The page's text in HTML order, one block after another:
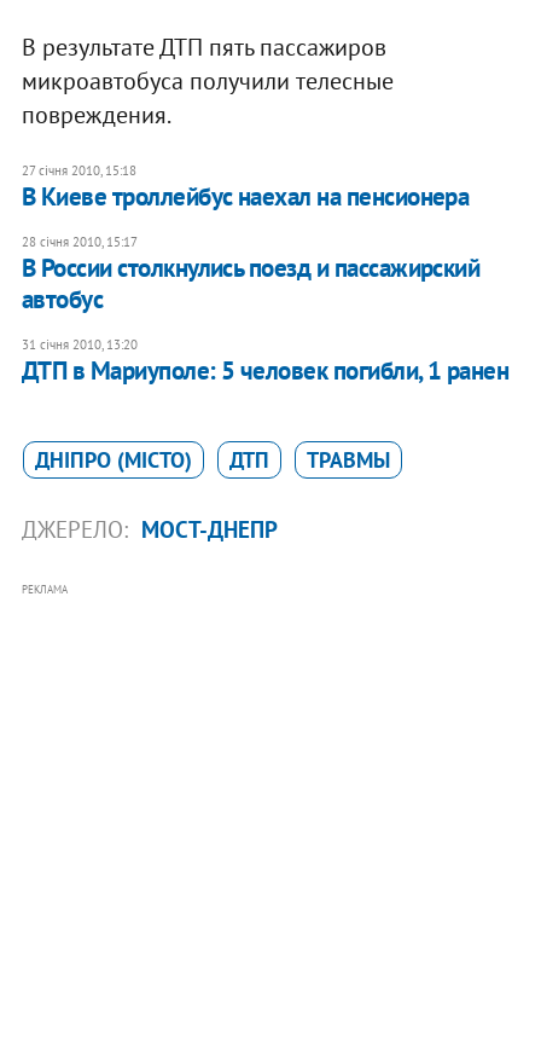
В результате ДТП пять пассажиров
микроавтобуса получили телесные
повреждения.
27 січня 2010, 15:18
В Киеве троллейбус наехал на пенсионера
28 січня 2010, 15:17
В России столкнулись поезд и пассажирский
автобус
31 січня 2010, 13:20
ДТП в Мариуполе: 5 человек погибли, 1 ранен
ДНІПРО (МІСТО) ДТП ТРАВМЫ
ДЖЕРЕЛО: МОСТ-ДНЕПР
РЕКЛАМА